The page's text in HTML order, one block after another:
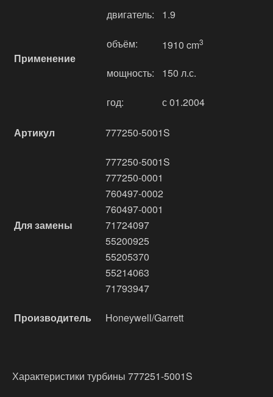
Применение
двигатель: 1.9
объём: 1910 cm3
мощность: 150 л.с.
год: с 01.2004
Артикул 777250-5001S
Для замены
777250-5001S
777250-0001
760497-0002
760497-0001
71724097
55200925
55205370
55214063
71793947
Производитель Honeywell/Garrett
Характеристики турбины 777251-5001S